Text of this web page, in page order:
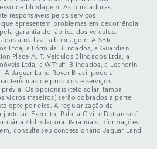
de blindagem. As blindadoras
responsáveis pelos serviços
apresentem problemas em decorrência
garantia de fábrica dos veículos.
a realizar a blindagem: A SBR
Ltda, a Fórmula Blindados, a Guardian
Place A. T. Veículos Blindados Ltda, a
Ltda, a W.Truffi Blindados, a Leandrini
A Jaguar Land Rover Brasil pode a
de produtos e serviços
Os opcionais (teto solar, tampa
vidros traseiros) serão cobrados a parte
opte por eles. A regularização da
ao Exército, Polícia Civil e Detran será
/ blindadora. Para mais informações
consulte seu concessionário Jaguar Land